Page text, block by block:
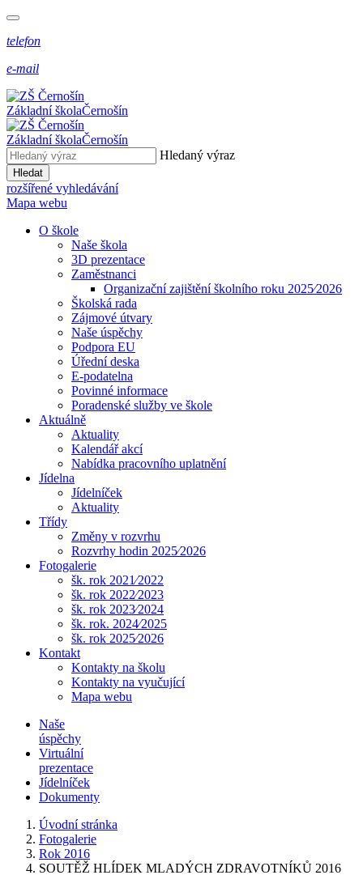
telefon
e-mail
Základní školaČernošín
Základní školaČernošín
Hledaný výraz
Hledat
rozšířené vyhledávání
Mapa webu
O škole
Naše škola
3D prezentace
Zaměstnanci
Organizační zajištění školního roku 2025⁄2026
Školská rada
Zájmové útvary
Naše úspěchy
Podpora EU
Úřední deska
E-podatelna
Povinné informace
Poradenské služby ve škole
Aktuálně
Aktuality
Kalendář akcí
Nabídka pracovního uplatnění
Jídelna
Jídelníček
Aktuality
Třídy
Změny v rozvrhu
Rozvrhy hodin 2025⁄2026
Fotogalerie
šk. rok 2021⁄2022
šk. rok 2022⁄2023
šk. rok 2023⁄2024
šk. rok. 2024⁄2025
šk. rok 2025⁄2026
Kontakt
Kontakty na školu
Kontakty na vyučující
Mapa webu
Naše
úspěchy
Virtuální
prezentace
Jídelníček
Dokumenty
Úvodní stránka
Fotogalerie
Rok 2016
SOUTĚŽ HLÍDEK MLADÝCH ZDRAVOTNÍKŮ 2016